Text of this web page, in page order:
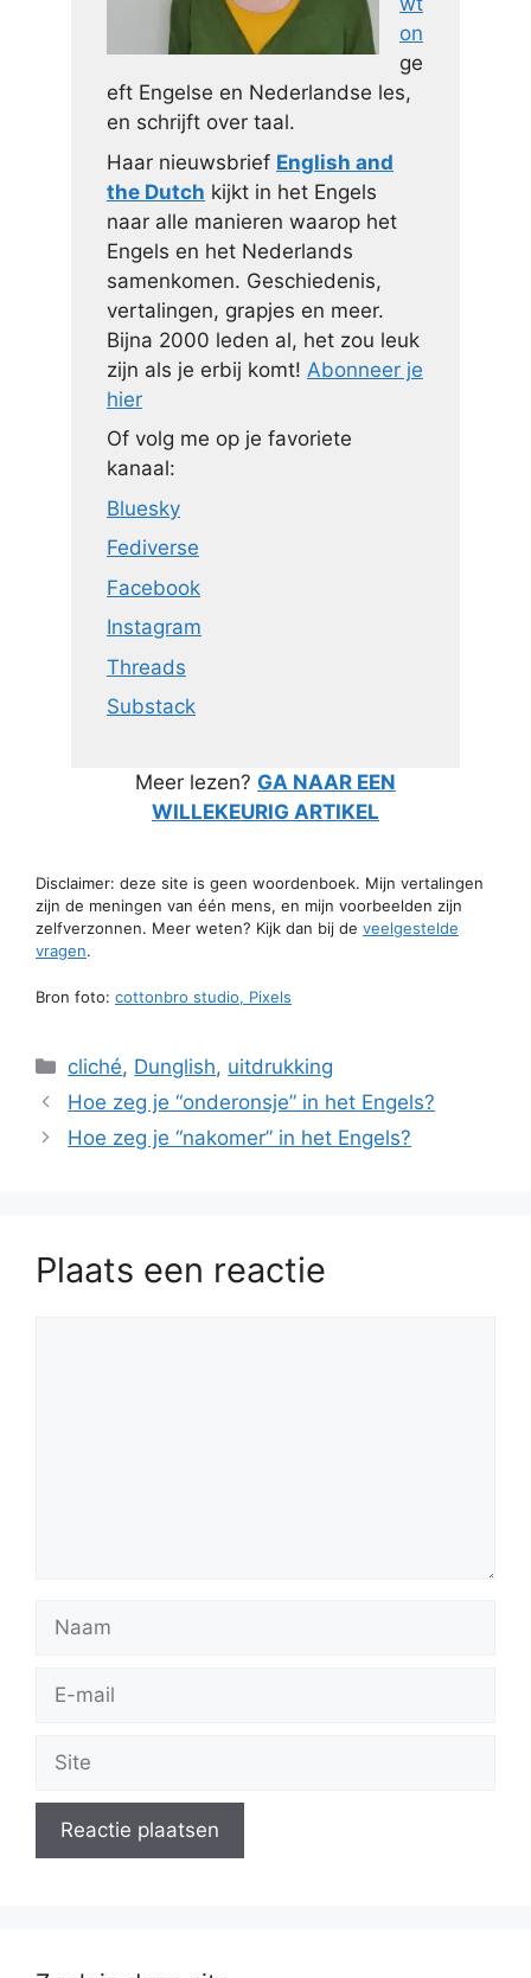
on
ge
eft Engelse en Nederlandse les,
en schrijft over taal.
Haar nieuwsbrief English and
the Dutch kijkt in het Engels
naar alle manieren waarop het
Engels en het Nederlands
samenkomen. Geschiedenis,
vertalingen, grapjes en meer.
Bijna 2000 leden al, het zou leuk
zijn als je erbij komt! Abonneer je
hier
Of volg me op je favoriete
kanaal:
Bluesky
Fediverse
Facebook
Instagram
Threads
Substack
Meer lezen? GA NAAR EEN
WILLEKEURIG ARTIKEL
Disclaimer: deze site is geen woordenboek. Mijn vertalingen
zijn de meningen van één mens, en mijn voorbeelden zijn
zelfverzonnen. Meer weten? Kijk dan bij de veelgestelde
vragen.
Bron foto: cottonbro studio, Pixels
Categorieën
cliché, Dunglish, uitdrukking
Hoe zeg je “onderonsje” in het Engels?
Hoe zeg je “nakomer” in het Engels?
Plaats een reactie
mail